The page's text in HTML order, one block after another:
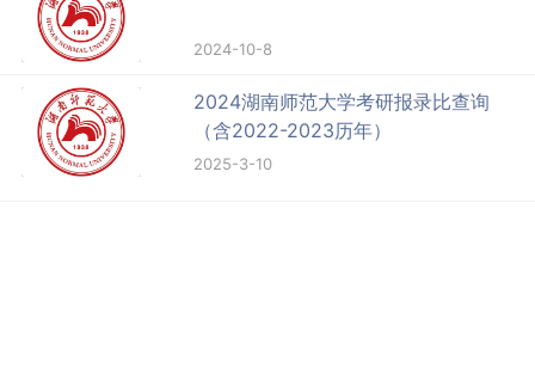
2024-10-8
2024湖南师范大学考研报录比查询
（含2022-2023历年）
2025-3-10